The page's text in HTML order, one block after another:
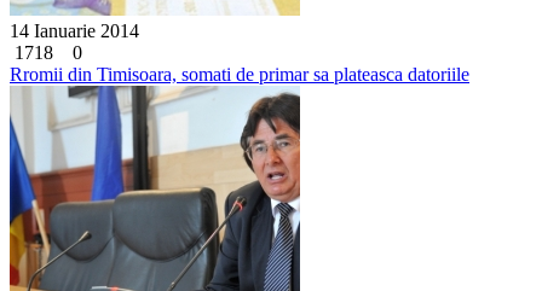
14 Ianuarie 2014
1718
0
Rromii din Timisoara, somati de primar sa plateasca datoriile